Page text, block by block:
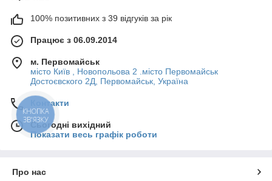
100% позитивних з 39 відгуків за рік
Працює з 06.09.2014
м. Первомайськ
місто Київ , Новопольова 2 .місто Первомайськ
Достоєвского 2Д, Первомайськ, Україна
Контакти
Сьогодні вихідний
Показати весь графік роботи
Про нас
КНОПКА
ЗВ'ЯЗКУ